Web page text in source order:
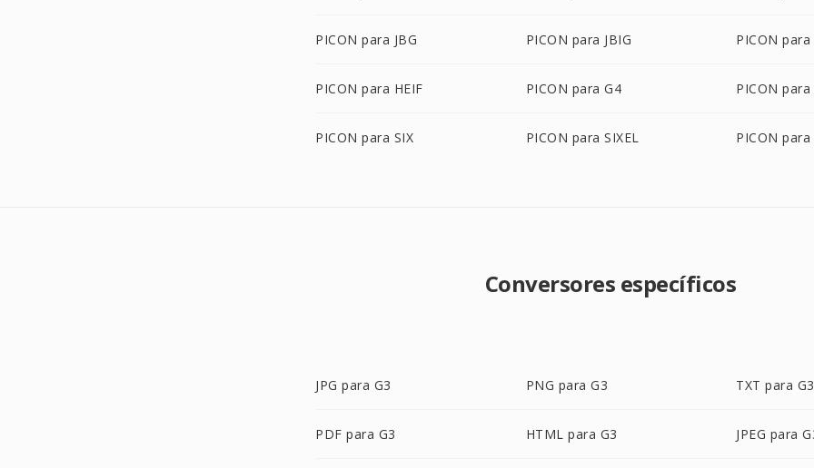
PICON para JBG PICON para JBIG PICON para
PICON para HEIF PICON para G4 PICON para
PICON para SIX PICON para SIXEL PICON para
Conversores específicos
JPG para G3 PNG para G3 TXT para G3
PDF para G3 HTML para G3 JPEG para